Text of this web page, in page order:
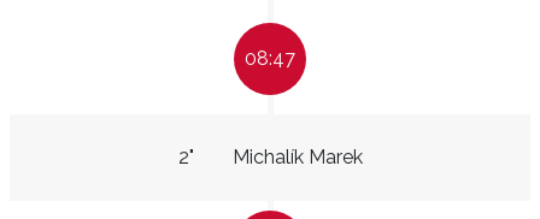
08:47
Michalík Marek
2"